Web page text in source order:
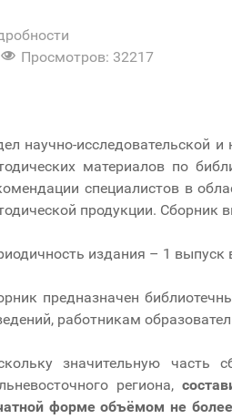
Просмотров: 32217
научно-исследовательской
материалов по
специалистов в
продукции. Сборник
издания – 1 выпуск
предназначен
работникам
значительную часть
региона,
форме объёмом не